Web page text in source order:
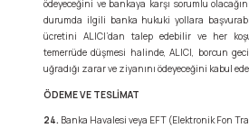
ödeyeceğini ve bankaya karşı sorumlu
durumda ilgili banka hukuki yollara
ücretini ALICI’dan talep edebilir ve her
temerrüde düşmesi halinde, ALICI, borcun
uğradığı zarar ve ziyanını ödeyeceğini kabul
ÖDEME VE TESLİMAT
24. Banka Havalesi veya EFT (Elektronik Fon